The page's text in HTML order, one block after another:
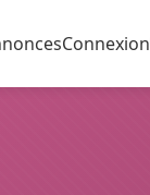
Connexion